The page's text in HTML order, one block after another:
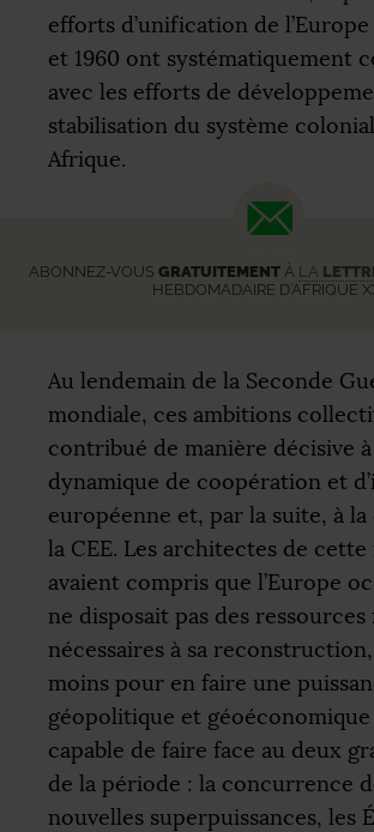
efforts d’unification de
et 1960 ont systématiquement
avec les efforts de
stabilisation du système
Afrique.
ABONNEZ-VOUS GRATUITEMENTÀ LA
HEBDOMADAIRE D’AFRIQUE
Au lendemain de la Seconde
mondiale, ces ambitions
contribué de manière décisive
dynamique de coopération et
européenne et, par la suite, à
la CEE. Les architectes de
avaient compris que l’Europe
ne disposait pas des
nécessaires à sa
moins pour en faire une
géopolitique et géoéconomique
capable de faire face au deux
de la période : la concurrence
nouvelles superpuissances, les